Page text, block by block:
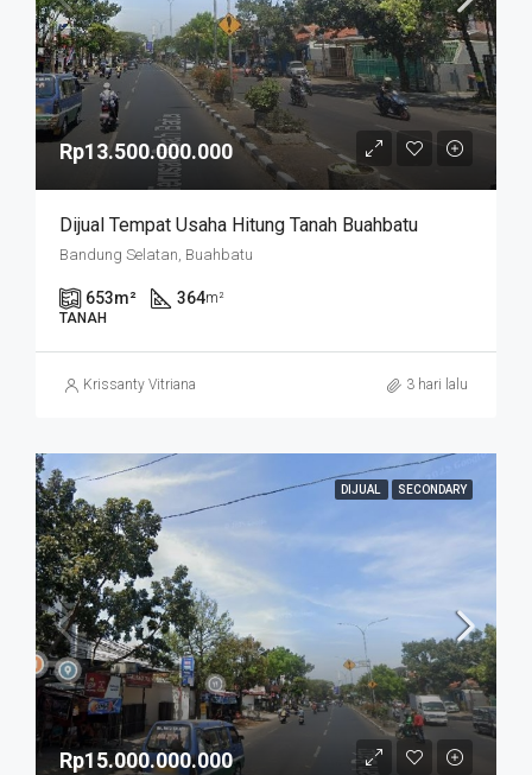
Rp13.500.000.000
Dijual Tempat Usaha Hitung Tanah Buahbatu
Bandung Selatan, Buahbatu
653m² 364m²
TANAH
Krissanty Vitriana 3 hari lalu
DIJUAL SECONDARY
Rp15.000.000.000